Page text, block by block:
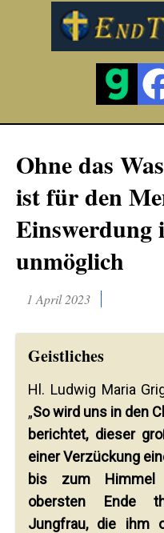
Ohne das
ist für den
Einswerdung
unmöglich
1 April 2023
Geistliches
Hl. Ludwig Maria
„So wird uns in den
berichtet, dieser
einer Verzückung
bis zum Himmel
obersten Ende
Jungfrau, die ihm